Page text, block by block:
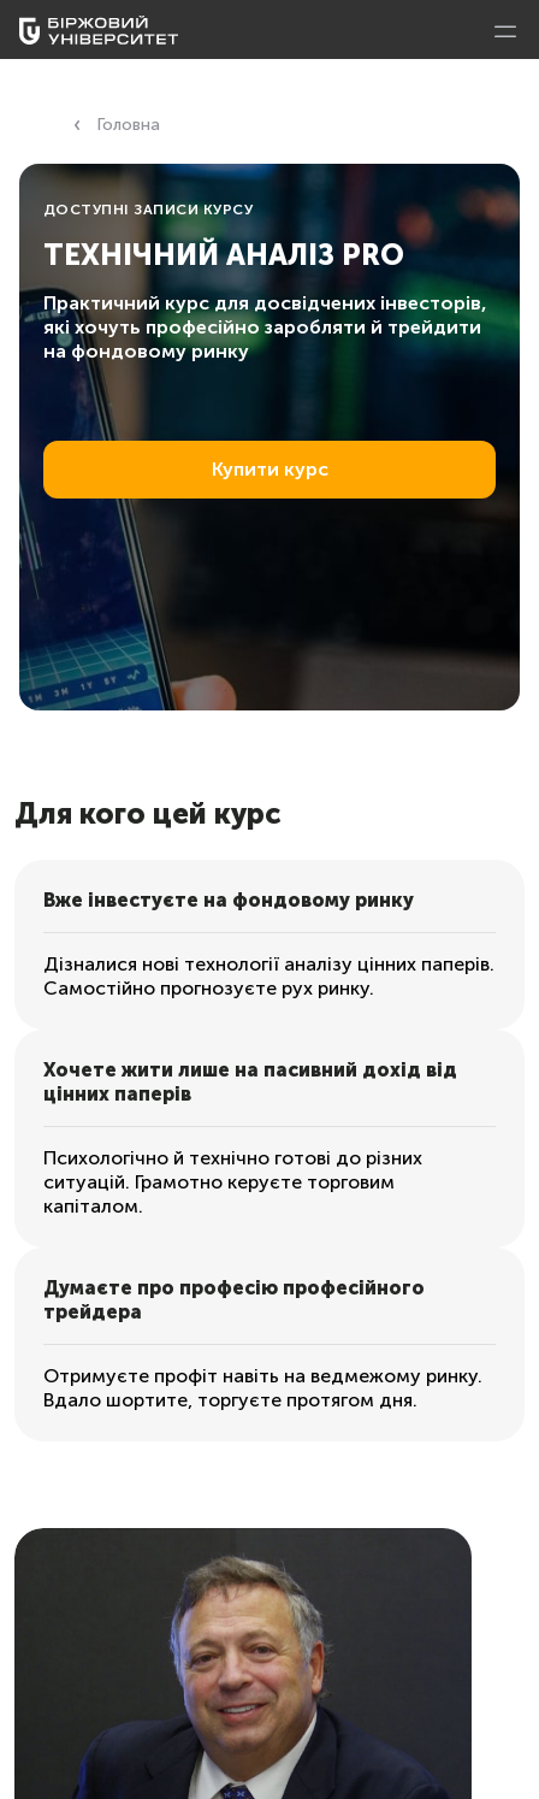
Головна
ДОСТУПНІ ЗАПИСИ КУРСУ
ТЕХНІЧНИЙ АНАЛІЗ PRO
Практичний курс для досвідчених інвесторів,
які хочуть професійно заробляти й трейдити
на фондовому ринку
Купити курс
Для кого цей курс
Вже інвестуєте на фондовому ринку
Дізналися нові технології аналізу цінних паперів.
Самостійно прогнозуєте рух ринку.
Хочете жити лише на пасивний дохід від
цінних паперів
Психологічно й технічно готові до різних
ситуацій. Грамотно керуєте торговим
капіталом.
Думаєте про професію професійного
трейдера
Отримуєте профіт навіть на ведмежому ринку.
Вдало шортите, торгуєте протягом дня.